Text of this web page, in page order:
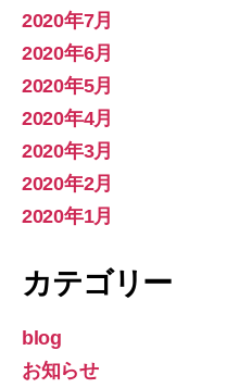
2020年7月
2020年6月
2020年5月
2020年4月
2020年3月
2020年2月
2020年1月
カテゴリー
blog
お知らせ